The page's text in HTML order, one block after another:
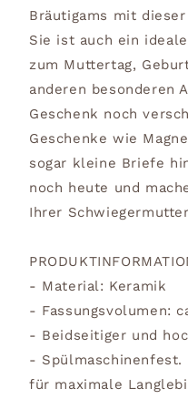
Bräutigams mit
Sie ist auch ein
zum Muttertag,
anderen besonderen
Geschenk noch
Geschenke wie
sogar kleine Briefe
noch heute und
Ihrer
- Material: Keramik
- Fassungsvolumen:
- Beidseitiger und
- Spülmaschinenfest.
für maximale